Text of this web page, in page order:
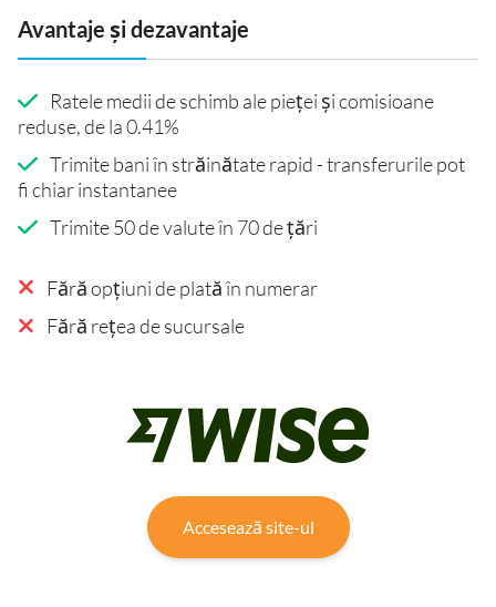
Avantaje și dezavantaje
Ratele medii de schimb ale pieței și comisioane
reduse, de la 0.41%
Trimite bani în străinătate rapid - transferurile pot
fi chiar instantanee
Trimite 50 de valute în 70 de țări
Fără opțiuni de plată în numerar
Fără rețea de sucursale
Accesează site-ul